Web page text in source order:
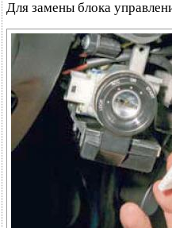
Для замены блока